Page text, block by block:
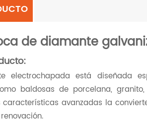
de diamante
electrochapada está diseñada
baldosas de porcelana,
características avanzadas la